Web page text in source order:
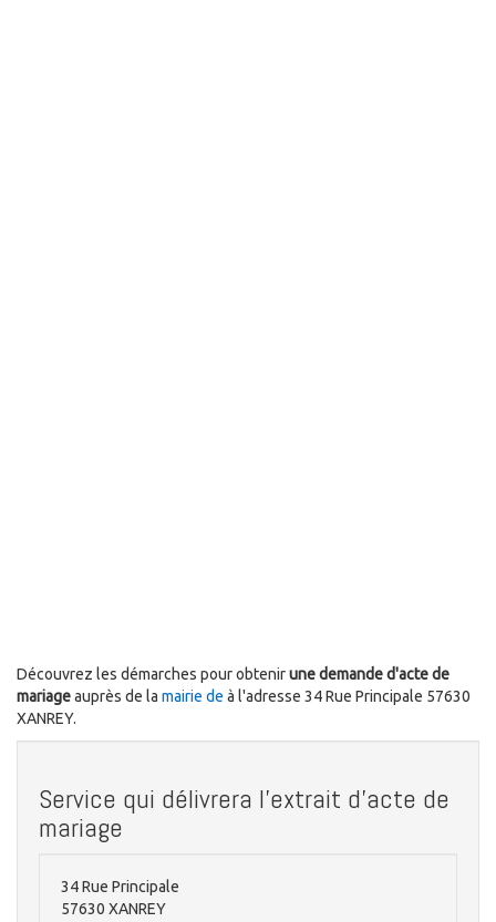
Découvrez les démarches pour obtenirune demande d'acte de
mariageauprès de la mairie de à l'adresse 34 Rue Principale 57630
XANREY.
Service qui délivrera l'extrait d'acte de
mariage
34 Rue Principale
57630 XANREY